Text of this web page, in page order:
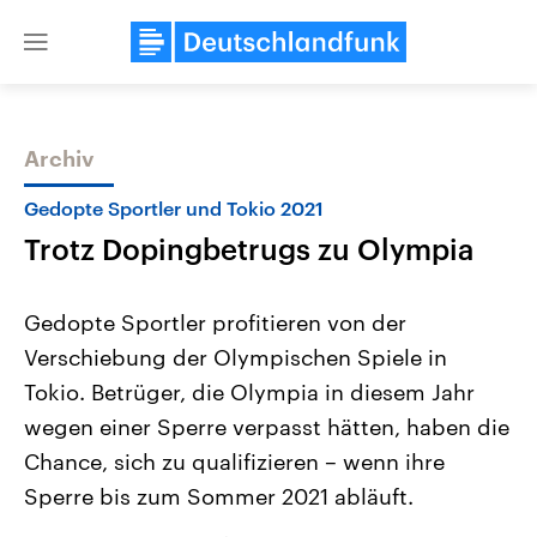
Close
Themen
Landtagswahl Sachsen-Anhalt
2026
Alle Informationen
Sachsen-Anhalt wählt am 6.
September 2026 einen neuen
Landtag. Seit 2021 wird das
Bundesland von einer Koalition aus
USA
Aktuelle Beiträge,
Hintergründe
Wirtschaftlich und
gehören die Vereinigten
Archiv
Gedopte Sportler und Tokio 2021
Trotz Dopingbetrugs zu Olympia
Gedopte Sportler profitieren von der
Verschiebung der Olympischen Spiele in
Tokio. Betrüger, die Olympia in diesem Jahr
wegen einer Sperre verpasst hätten, haben die
Chance, sich zu qualifizieren – wenn ihre
Sperre bis zum Sommer 2021 abläuft.